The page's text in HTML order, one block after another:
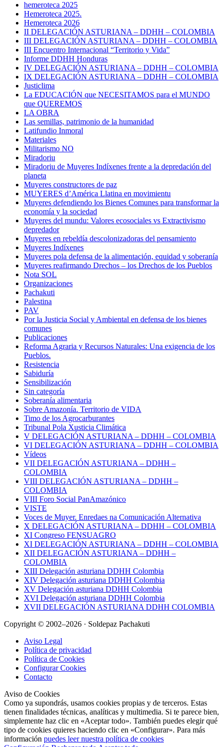
hemeroteca 2025
Hemeroteca 2025.
Hemeroteca 2026
II DELEGACIÓN ASTURIANA – DDHH – COLOMBIA
III DELEGACIÓN ASTURIANA – DDHH – COLOMBIA
III Encuentro Internacional “Territorio y Vida”
Informe DDHH Honduras
IV DELEGACIÓN ASTURIANA – DDHH – COLOMBIA
IX DELEGACIÓN ASTURIANA – DDHH – COLOMBIA
Justiclima
La EDUCACIÓN que NECESITAMOS para el MUNDO
que QUEREMOS
LA OBRA
Las semillas, patrimonio de la humanidad
Latifundio Inmoral
Materiales
Militarismo NO
Miradoriu
Miradoriu de Muyeres Indíxenes frente a la depredación del
planeta
Muyeres constructores de paz
MUYERES d’América Llatina en movimientu
Muyeres defendiendo los Bienes Comunes para transformar la
economía y la sociedad
Muyeres del mundu: Valores ecosociales vs Extractivismo
depredador
Muyeres en rebeldía descolonizadoras del pensamiento
Muyeres Indíxenes
Muyeres pola defensa de la alimentación, equidad y soberanía
Muyeres reafirmando Drechos – los Drechos de los Pueblos
Nota SOL
Organizaciones
Pachakuti
Palestina
PAV
Por la Justicia Social y Ambiental en defensa de los bienes
comunes
Publicaciones
Reforma Agraria y Recursos Naturales: Una exigencia de los
Pueblos.
Resistencia
Sabiduría
Sensibilización
Sin categoría
Soberanía alimentaria
Sobre Amazonía. Territorio de VIDA
Timo de los Agrocarburantes
Tribunal Pola Xusticia Climática
V DELEGACIÓN ASTURIANA – DDHH – COLOMBIA
VI DELEGACIÓN ASTURIANA – DDHH – COLOMBIA
Vídeos
VII DELEGACIÓN ASTURIANA – DDHH –
COLOMBIA
VIII DELEGACIÓN ASTURIANA – DDHH –
COLOMBIA
VIII Foro Social PanAmazónico
VISTE
Voces de Muyer. Enredaes na Comunicación Alternativa
X DELEGACIÓN ASTURIANA – DDHH – COLOMBIA
XI Congreso FENSUAGRO
XI DELEGACIÓN ASTURIANA – DDHH – COLOMBIA
XII DELEGACIÓN ASTURIANA – DDHH –
COLOMBIA
XIII Delegación asturiana DDHH Colombia
XIV Delegación asturiana DDHH Colombia
XV Delegación asturiana DDHH Colombia
XVI Delegación asturiana DDHH Colombia
XVII DELEGACIÓN ASTURIANA DDHH COLOMBIA
Copyright © 2002–2026 · Soldepaz Pachakuti
Aviso Legal
Política de privacidad
Política de Cookies
Configurar Cookies
Contacto
Aviso de Cookies
Como ya supondrás, usamos cookies propias y de terceros. Estas
tienen finalidades técnicas, analíticas y multimedia. Si te parece bien,
simplemente haz clic en «Aceptar todo». También puedes elegir qué
tipo de cookies quieres haciendo clic en «Configurar». Para más
información puedes leer nuestra política de cookies